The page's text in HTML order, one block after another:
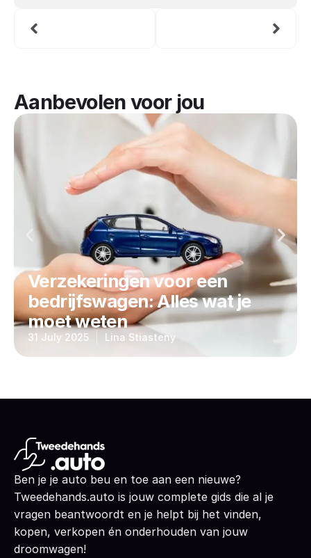
Aanbevolen voor jou
Verzekeringen voor een
bedrijfswagen: Alles wat je
moet weten
31 July 2025 Lina Stiasteny
Ben je je auto beu en toe aan een nieuwe?
Tweedehands.auto is jouw complete gids die al je
vragen beantwoordt en je helpt bij het vinden,
kopen, verkopen én onderhouden van jouw
droomwagen!